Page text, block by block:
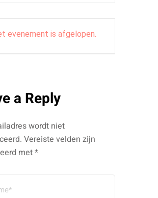
evenement is afgelopen.
a Reply
wordt niet
Vereiste velden zijn
met*